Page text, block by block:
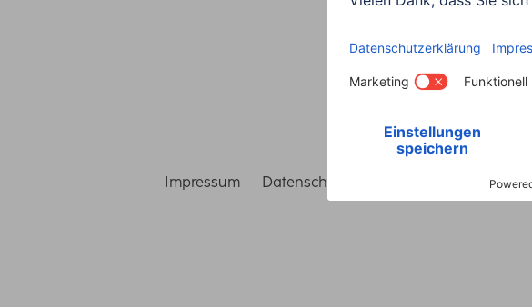
Impressum Datenschutz Garantiebestimmungen